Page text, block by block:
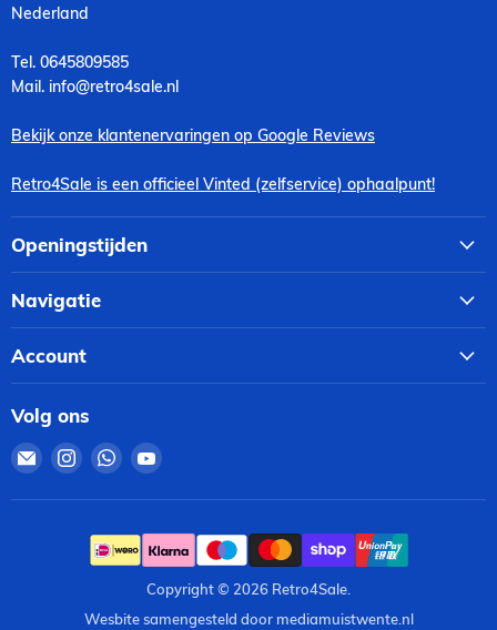
Nederland
Tel. 0645809585
Mail. info@retro4sale.nl
Bekijk onze klantenervaringen op Google Reviews
Retro4Sale is een officieel Vinted (zelfservice) ophaalpunt!
Openingstijden
Navigatie
Account
Volg ons
Email
Retro4Sale
Vind
ons
op
Vind
ons
op
Vind
op
Copyright © 2026 Retro4Sale.
Wesbite samengesteld door mediamuistwente.nl